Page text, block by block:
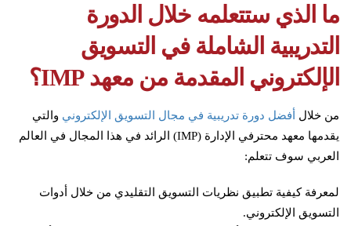
ما الذي ستتعلمه خلال الدورة
التدريبية الشاملة في التسويق
الإلكتروني المقدمة من معهد IMP؟
من خلال أفضل دورة تدريبية في مجال التسويق الإلكتروني والتي
يقدمها معهد محترفي الإدارة (IMP) الرائد في هذا المجال في العالم
العربي سوف تتعلم:
لمعرفة كيفية تطبيق نظريات التسويق التقليدي من خلال أدوات
التسويق الإلكتروني.